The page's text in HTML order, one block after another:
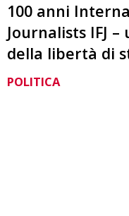
100 anni
Journalists IFJ
della libertà di
POLITICA